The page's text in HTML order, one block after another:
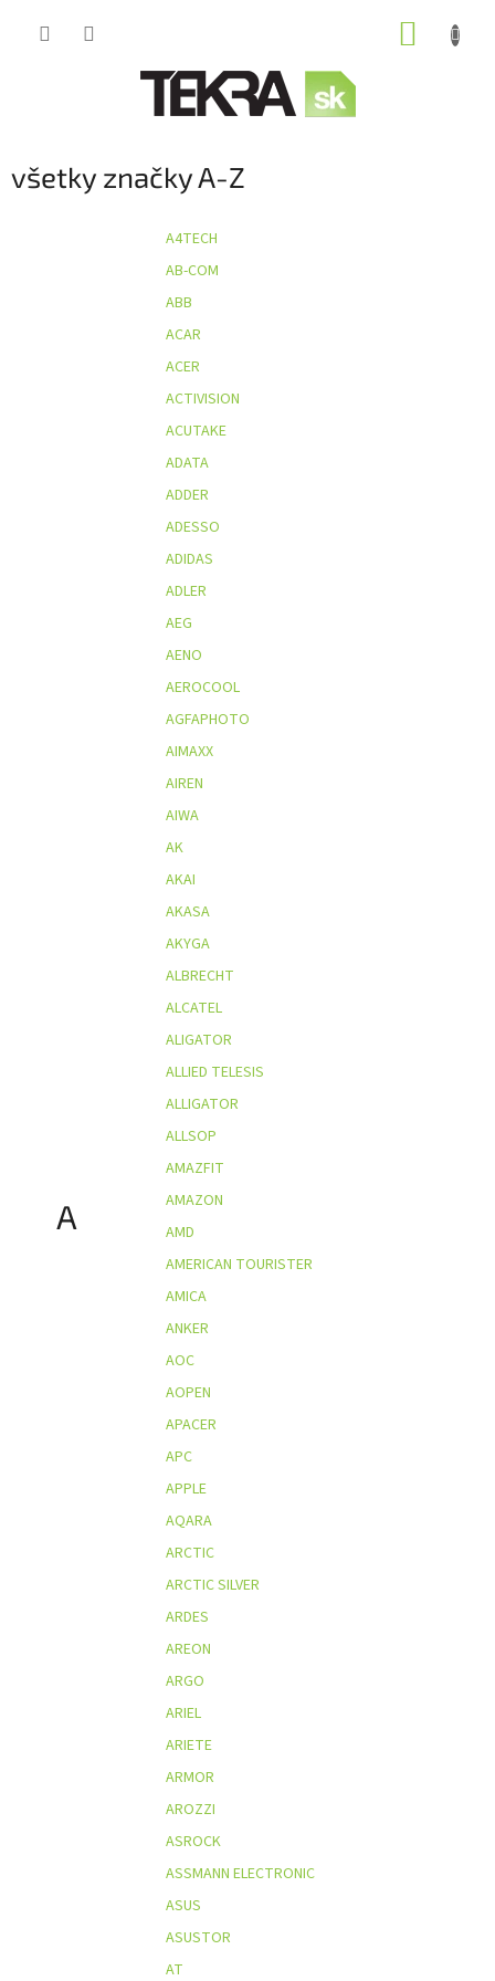
všetky značky A-Z
A
A4TECH
AB-COM
ABB
ACAR
ACER
ACTIVISION
ACUTAKE
ADATA
ADDER
ADESSO
ADIDAS
ADLER
AEG
AENO
AEROCOOL
AGFAPHOTO
AIMAXX
AIREN
AIWA
AK
AKAI
AKASA
AKYGA
ALBRECHT
ALCATEL
ALIGATOR
ALLIED TELESIS
ALLIGATOR
ALLSOP
AMAZFIT
AMAZON
AMD
AMERICAN TOURISTER
AMICA
ANKER
AOC
AOPEN
APACER
APC
APPLE
AQARA
ARCTIC
ARCTIC SILVER
ARDES
AREON
ARGO
ARIEL
ARIETE
ARMOR
AROZZI
ASROCK
ASSMANN ELECTRONIC
ASUS
ASUSTOR
AT